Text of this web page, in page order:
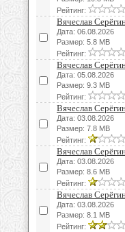
Рейтинг:
Вячеслав
Дата: 06.08.2026
Размер: 5.8 MB
Рейтинг:
Вячеслав
Дата: 05.08.2026
Размер: 9.3 MB
Рейтинг:
Вячеслав
Дата: 03.08.2026
Размер: 7.8 MB
Рейтинг:
Вячеслав
Дата: 03.08.2026
Размер: 8.6 MB
Рейтинг:
Вячеслав
Дата: 03.08.2026
Размер: 8.1 MB
Рейтинг: